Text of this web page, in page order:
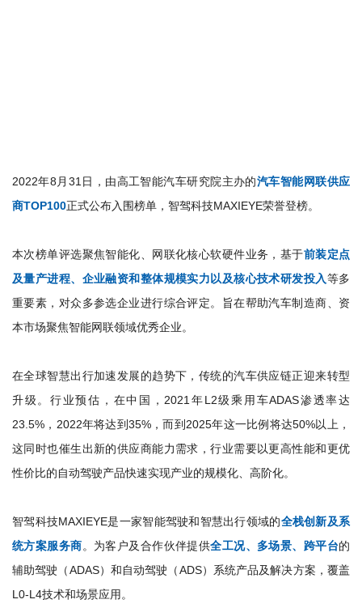
2022年8月31日，由高工智能汽车研究院主办的汽车智能网联供应
商TOP100正式公布入围榜单，智驾科技MAXIEYE荣誉登榜。
本次榜单评选聚焦智能化、网联化核心软硬件业务，基于前装定点
及量产进程、企业融资和整体规模实力以及核心技术研发投入等多
重要素，对众多参选企业进行综合评定。旨在帮助汽车制造商、资
本市场聚焦智能网联领域优秀企业。
在全球智慧出行加速发展的趋势下，传统的汽车供应链正迎来转型
升级。行业预估，在中国，2021年L2级乘用车ADAS渗透率达
23.5%，2022年将达到35%，而到2025年这一比例将达50%以上，
这同时也催生出新的供应商能力需求，行业需要以更高性能和更优
性价比的自动驾驶产品快速实现产业的规模化、高阶化。
智驾科技MAXIEYE是一家智能驾驶和智慧出行领域的全栈创新及系
统方案服务商。为客户及合作伙伴提供全工况、多场景、跨平台的
辅助驾驶（ADAS）和自动驾驶（ADS）系统产品及解决方案，覆盖
L0-L4技术和场景应用。